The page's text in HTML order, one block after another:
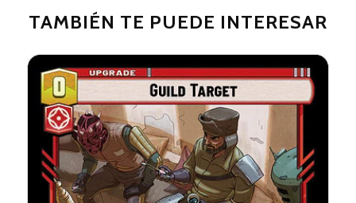
TAMBIÉN TE PUEDE INTERESAR